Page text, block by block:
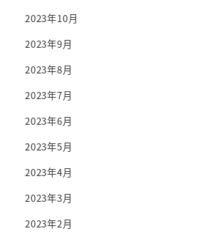
2023年10月
2023年9月
2023年8月
2023年7月
2023年6月
2023年5月
2023年4月
2023年3月
2023年2月